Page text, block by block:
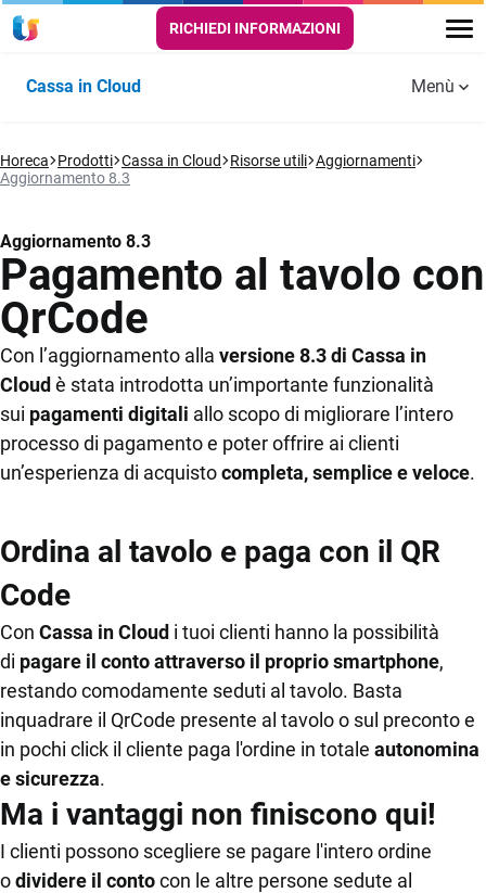
CRM
Ecommerce
Email Marketing
Fatturazione
Trust Services
RICHIEDI INFORMAZIONI
Cassa in Cloud
Funzionalità
PUNTO
CASSA
Scontrino
elettronico
Automazione
scontrino
Anagrafiche
aziende e
clienti
Operatori e
Listini e menu
Gestione
conto
Fatturazione
elettronica
Pagamenti
digitali
SALA E
Menù digitali
Kiosk
Kitchen monitor
per la cucina
Prenotazione
DELIVERY E
app
consegne a
domicilio
Automazione
corrispettivi
per dark
GESTIONE
MAGAZZINO
ADD ON &
INTEGRAZIONI
HARDWARE
Video
Risorse utili
Aggiornamenti
Cassa in
Guide e
FAQ
Prezzi
Prova Gratis
Menù
Horeca Prodotti Cassa in Cloud Risorse utili Aggiornamenti
Aggiornamento 8.3
Aggiornamento 8.3
Pagamento al tavolo con
QrCode
Con l’aggiornamento alla versione 8.3 di Cassa in
Cloud è stata introdotta un’importante funzionalità
sui pagamenti digitali allo scopo di migliorare l’intero
processo di pagamento e poter offrire ai clienti
un’esperienza di acquistocompleta, semplice e veloce.
Ordina al tavolo e paga con il QR
Code
Con Cassa in Cloud i tuoi clienti hanno la possibilità
di pagare il conto attraverso il proprio smartphone,
restando comodamente seduti al tavolo. Basta
inquadrare il QrCode presente al tavolo o sul preconto e
in pochi click il cliente paga l'ordine in totale autonomina
e sicurezza.
Ma i vantaggi non finiscono qui!
I clienti possono scegliere se pagare l'intero ordine
odividere il contocon le altre persone sedute al